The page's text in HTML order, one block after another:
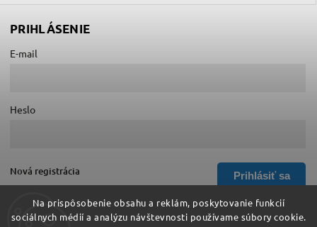
Na prispôsobenie obsahu a reklám, poskytovanie funkcií
sociálnych médií a analýzu návštevnosti používame súbory cookie.
PRIHLÁSENIE
E-mail
Heslo
Prihlásiť sa
Nová registrácia
Zabudnuté heslo